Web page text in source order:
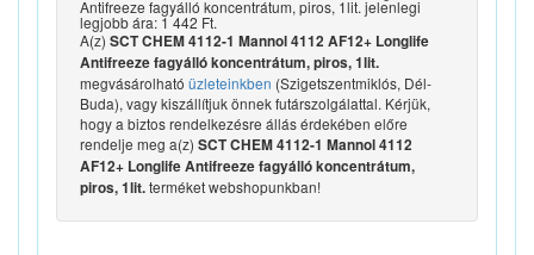
Antifreeze fagyálló koncentrátum, piros, 1lit. jelenlegi
legjobb ára: 1 442 Ft.
A(z) SCT CHEM 4112-1 Mannol 4112 AF12+ Longlife
Antifreeze fagyálló koncentrátum, piros, 1lit.
megvásárolható üzleteinkben (Szigetszentmiklós, Dél-
Buda), vagy kiszállítjuk önnek futárszolgálattal. Kérjük,
hogy a biztos rendelkezésre állás érdekében előre
rendelje meg a(z) SCT CHEM 4112-1 Mannol 4112
AF12+ Longlife Antifreeze fagyálló koncentrátum,
piros, 1lit.terméket webshopunkban!